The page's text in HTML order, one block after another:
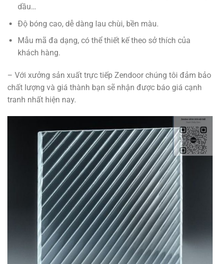
dầu…
Độ bóng cao, dễ dàng lau chùi, bền màu.
Mẫu mã đa dạng, có thể thiết kế theo sở thích của
khách hàng.
– Với xưởng sản xuất trực tiếp Zendoor chúng tôi đảm bảo
chất lượng và giá thành bạn sẽ nhận được báo giá cạnh
tranh nhất hiện nay.